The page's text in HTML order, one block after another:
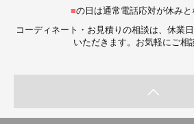
■の日は通常電話応対が休みと
コーディネート・お見積りの相談は、休業
いただきます。お気軽にご相